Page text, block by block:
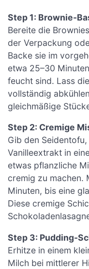
Step 1: Brownie-
Bereite die
der Verpackung
Backe sie im
etwa 25–30
feucht sind. Lass
vollständig
gleichmäßige
Step 2: Cremige
Gib den
Vanilleextrakt in
etwas pflanzliche
cremig zu machen.
Minuten, bis eine
Diese cremige
Step 3: Pudding-
Erhitze in einem
Milch bei mittlerer